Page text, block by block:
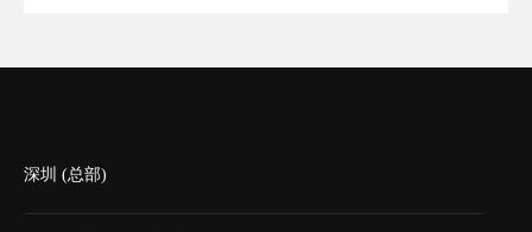
深圳 (总部)